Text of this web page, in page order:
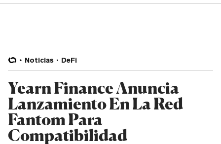
Noticias DeFi
Yearn Finance Anuncia
Lanzamiento En La Red
Fantom Para
Compatibilidad